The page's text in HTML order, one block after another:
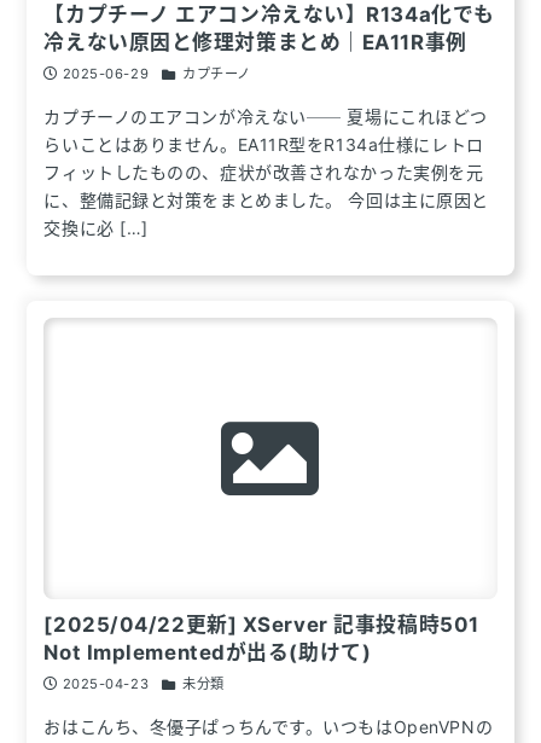
【カプチーノ エアコン冷えない】R134a化でも
冷えない原因と修理対策まとめ｜EA11R事例
2025-06-29 カプチーノ
カプチーノのエアコンが冷えない── 夏場にこれほどつ
らいことはありません。EA11R型をR134a仕様にレトロ
フィットしたものの、症状が改善されなかった実例を元
に、整備記録と対策をまとめました。 今回は主に原因と
交換に必 […]
[2025/04/22更新] XServer 記事投稿時501
Not Implementedが出る(助けて)
2025-04-23 未分類
おはこんち、冬優子ぱっちんです。いつもはOpenVPNの